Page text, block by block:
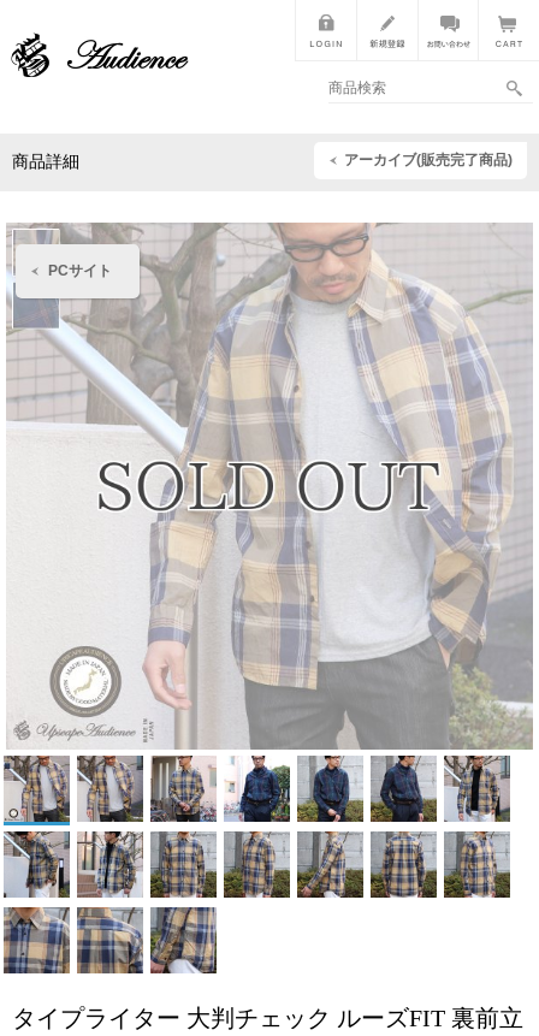
PCサイト
商品詳細 アーカイブ(販売完了商品)
タイプライター 大判チェック ルーズFIT 裏前立